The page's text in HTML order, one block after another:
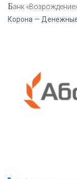
Банк
Корона —